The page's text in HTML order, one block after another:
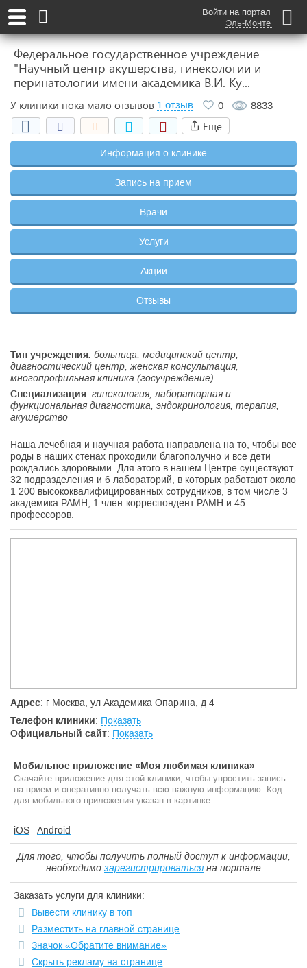
Войти на портал
Эль-Монте
Федеральное государственное учреждение
"Научный центр акушерства, гинекологии и
перинатологии имени академика В.И. Ку...
У клиники пока мало отзывов 1 отзыв 0 8833
Еще
Информация о клинике
Запись на прием
Врачи
Услуги
Акции
Отзывы
Тип учреждения: больница, медицинский центр,
диагностический центр, женская консультация,
многопрофильная клиника (госучреждение)
Специализация: гинекология, лабораторная и
функциональная диагностика, эндокринология, терапия,
акушерство
Наша лечебная и научная работа направлена на то, чтобы все
роды в наших стенах проходили благополучно и все дети
рождались здоровыми. Для этого в нашем Центре существуют
32 подразделения и 6 лабораторий, в которых работают около
1 200 высококвалифицированных сотрудников, в том числе 3
академика РАМН, 1 член-корреспондент РАМН и 45
профессоров.
Адрес: г Москва, ул Академика Опарина, д 4
Телефон клиники: Показать
Официальный сайт: Показать
Мобильное приложение «Моя любимая клиника»
Скачайте приложение для этой клиники, чтобы упростить запись
на прием и оперативно получать всю важную информацию. Код
для мобильного приложения указан в картинке.
iOS Android
Для того, чтобы получить полный доступ к информации,
необходимо зарегистрироватьсяна портале
Заказать услуги для клиники:
Вывести клинику в топ
Разместить на главной странице
Значок «Обратите внимание»
Скрыть рекламу на странице